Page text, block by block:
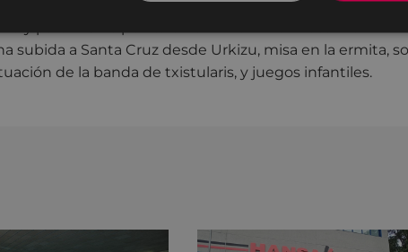
misa y posterior ‘hamaiketako’, trikitilaris, juegos
subida a Santa Cruz desde Urkizu, misa en la ermita,
de la banda de txistularis, y juegos infantiles.